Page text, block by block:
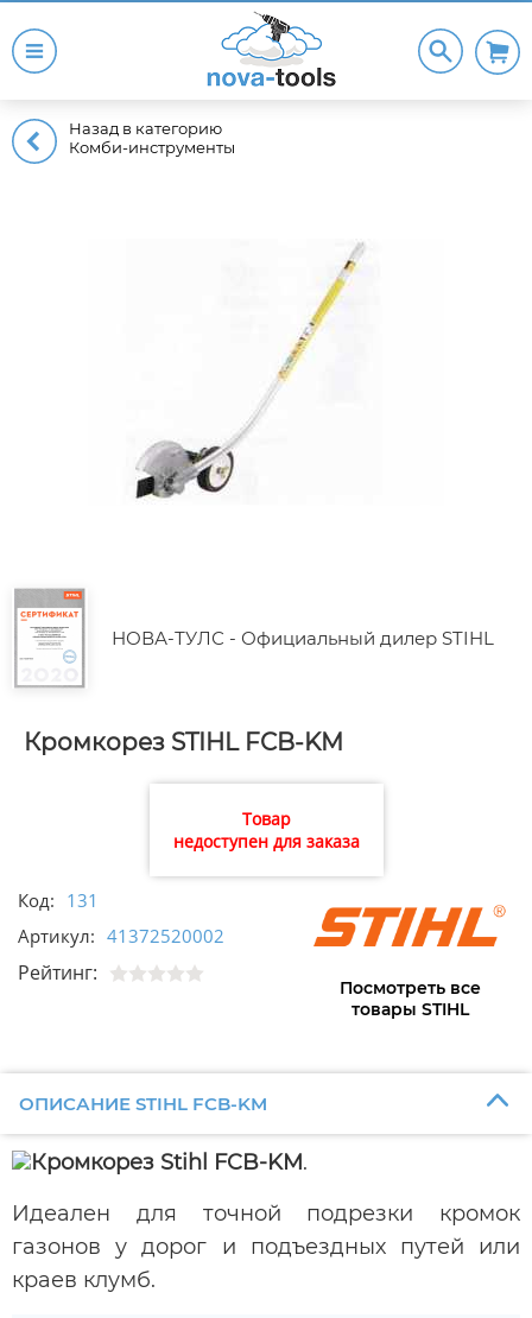
Назад в категорию
Комби-инструменты
НОВА-ТУЛС - Официальный дилер STIHL
Кромкорез STIHL FCB-KM
Товар
недоступен для заказа
Код: 131
Артикул: 41372520002
Рейтинг:
Посмотреть все
товары STIHL
ОПИСАНИЕ STIHL FCB-KM
Кромкорез Stihl FCB-KM.
Идеален для точной подрезки кромок
газонов у дорог и подъездных путей или
краев клумб.